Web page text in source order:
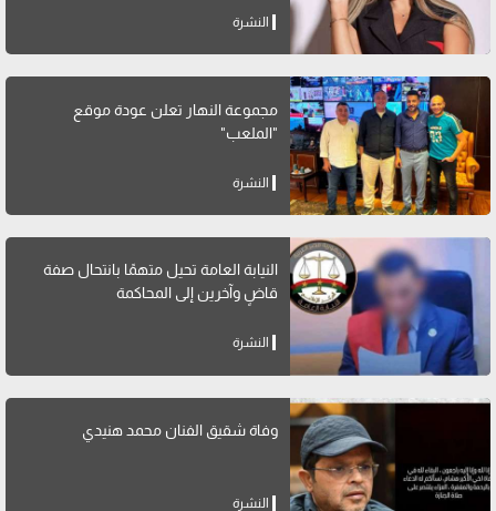
النشرة
مجموعة النهار تعلن عودة موقع
"الملعب"
النشرة
النيابة العامة تحيل متهمًا بانتحال صفة
قاضٍ وآخرين إلى المحاكمة
النشرة
وفاة شقيق الفنان محمد هنيدي
النشرة